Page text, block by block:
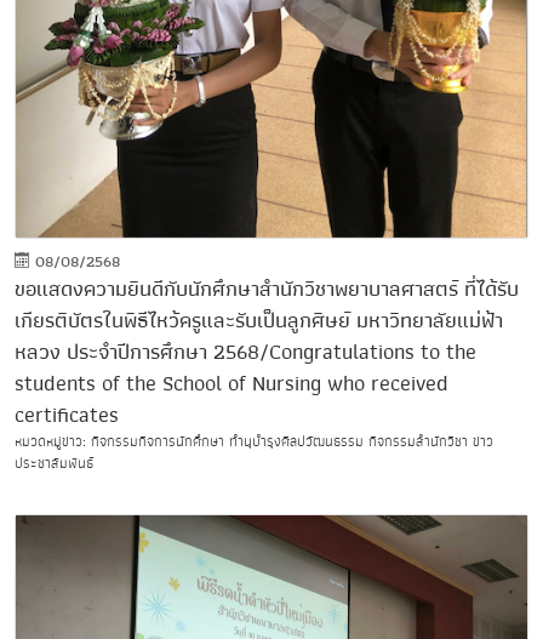
08/08/2568
ขอแสดงความยินดีกับนักศึกษาสำนักวิชาพยาบาลศาสตร์ ที่ได้รับ
เกียรติบัตรในพิธีไหว้ครูและรับเป็นลูกศิษย์ มหาวิทยาลัยแม่ฟ้า
หลวง ประจำปีการศึกษา 2568/Congratulations to the
students of the School of Nursing who received
certificates
หมวดหมู่ข่าว: กิจกรรมกิจการนักศึกษา ทำนุบำรุงศิลปวัฒนธรรม กิจกรรมสำนักวิชา ข่าว
ประชาสัมพันธ์